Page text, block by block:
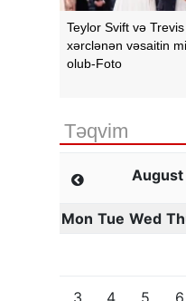
Teylor Svift və
xərclənən vəsaitin
olub-Foto
Təqvim
Mon Tue Wed